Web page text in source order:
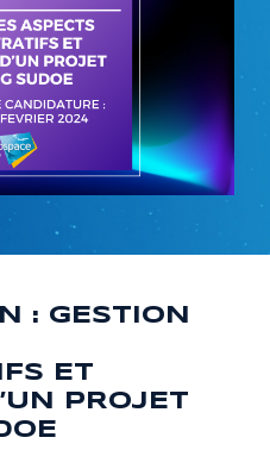
: GESTION
ET
PROJET